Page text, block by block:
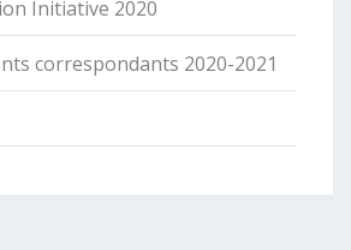
Initiative 2020
correspondants 2020-2021